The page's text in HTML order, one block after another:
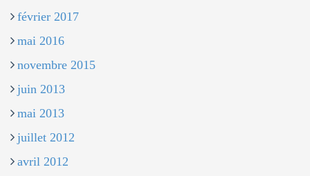
février 2017
mai 2016
novembre 2015
juin 2013
mai 2013
juillet 2012
avril 2012